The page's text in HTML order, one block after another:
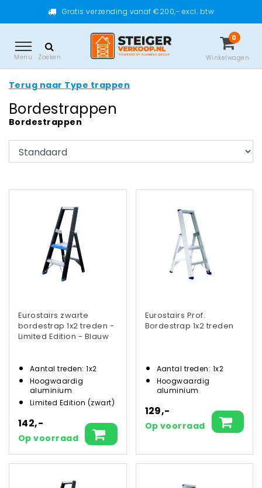
Gratis verzending vanaf €200,- excl. btw
Menu Zoeken
0
Winkelwagen
Terug naar Type trappen
Bordestrappen
Bordestrappen
Eurostairs zwarte
bordestrap 1x2 treden -
Limited Edition - Blauw
Aantal treden: 1x2
Hoogwaardig
aluminium
Limited Edition (zwart)
142,-
Op voorraad
Eurostairs Prof.
Bordestrap 1x2 treden
Aantal treden: 1x2
Hoogwaardig
aluminium
129,-
Op voorraad